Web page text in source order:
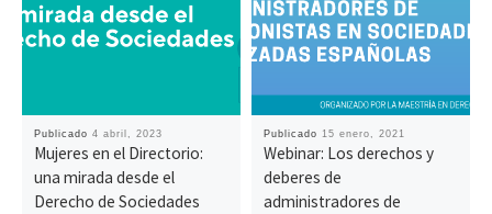
Publicado 4 abril, 2023
Mujeres en el Directorio:
una mirada desde el
Derecho de Sociedades
Publicado 15 enero, 2021
Webinar: Los derechos y
deberes de
administradores de